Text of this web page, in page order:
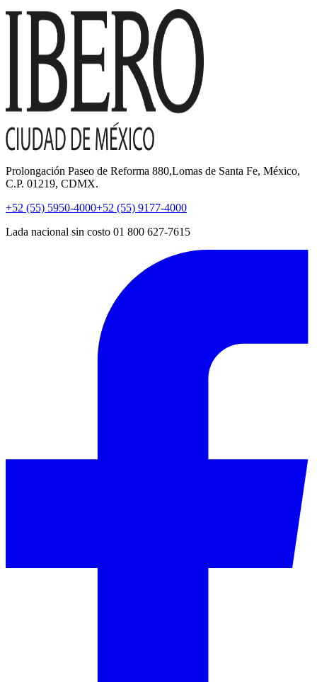
Prolongación Paseo de Reforma 880,Lomas de Santa Fe, México,
C.P. 01219, CDMX.
+52 (55) 5950-4000+52 (55) 9177-4000
Lada nacional sin costo 01 800 627-7615